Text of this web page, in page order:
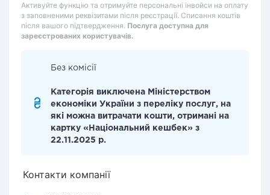
Активуйте функцію та отримуйте персональні інвойси на оплату
з заповненими реквізитами після реєстрації. Списання коштів
після вашого підтвердження. Послуга доступна для
зареєстрованих користувачів.
Без комісії
Категорія виключена Міністерством
економіки України з переліку послуг, на
які можна витрачати кошти, отримані на
картку «Національний кешбек» з
22.11.2025 р.
Контакти компанії